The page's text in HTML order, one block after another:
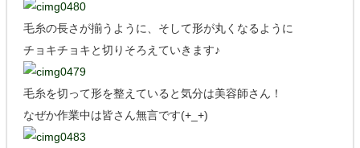
毛糸の長さが揃うように、そして形が丸くなるように
チョキチョキと切りそろえていきます♪
毛糸を切って形を整えていると気分は美容師さん！
なぜか作業中は皆さん無言です(+_+)